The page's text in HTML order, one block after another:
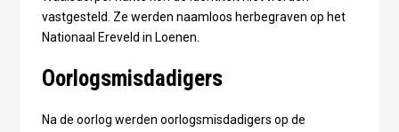
vastgesteld. Ze werden naamloos herbegraven op het
Nationaal Ereveld in Loenen.
Oorlogsmisdadigers
Na de oorlog werden oorlogsmisdadigers op de